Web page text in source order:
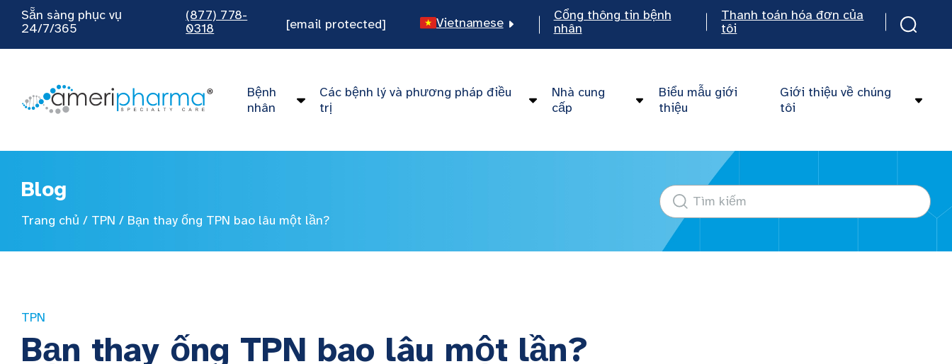
Sẵn sàng phục vụ
24/7/365
(877) 778-
0318
[email protected] Vietnamese
Chinese
Cổng thông tin bệnh
nhân
Thanh toán hóa đơn của
tôi
Bệnh
nhân
Các bệnh lý và phương pháp điều
trị
Nhà cung
cấp
Biểu mẫu giới
thiệu
Giới thiệu về chúng
tôi
Blog
Trang chủ / TPN / Bạn thay ống TPN bao lâu một lần?
TPN
Bạn thay ống TPN bao lâu một lần?